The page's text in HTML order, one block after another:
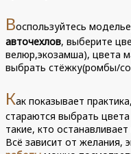
Воспользуйтесь
авточехлов, выберите
велюр,экозамша), цвета
выбрать стёжку(ромбы/
Как показывает
стараются выбрать
такие, кто
Всё зависит от желания,